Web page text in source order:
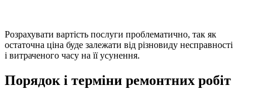
Розрахувати вартість послуги проблематично, так як
остаточна ціна буде залежати від різновиду несправності
і витраченого часу на її усунення.
Порядок і терміни ремонтних робіт